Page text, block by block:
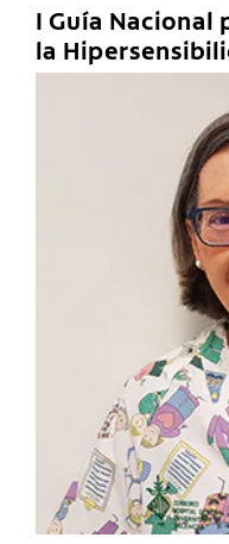
I Guía Nacional
la